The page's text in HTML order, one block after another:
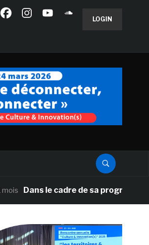
LOGIN
le cadre de sa programmation